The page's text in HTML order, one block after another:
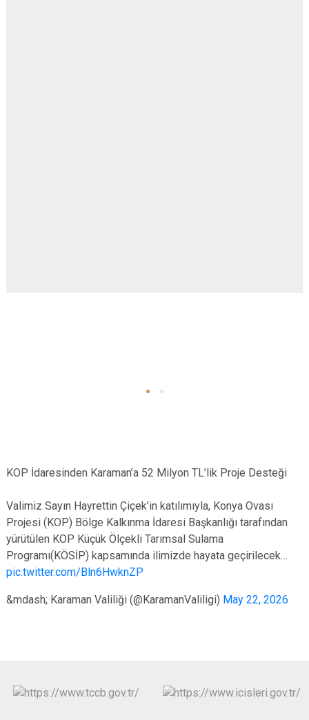
KOP İdaresinden Karaman’a 52 Milyon TL’lik Proje Desteği
Valimiz Sayın Hayrettin Çiçek’in katılımıyla, Konya Ovası
Projesi (KOP) Bölge Kalkınma İdaresi Başkanlığı tarafından
yürütülen KOP Küçük Ölçekli Tarımsal Sulama
Programı(KÖSİP) kapsamında ilimizde hayata geçirilecek…
pic.twitter.com/Bln6HwknZP
&mdash; Karaman Valiliği (@KaramanValiligi) May 22, 2026